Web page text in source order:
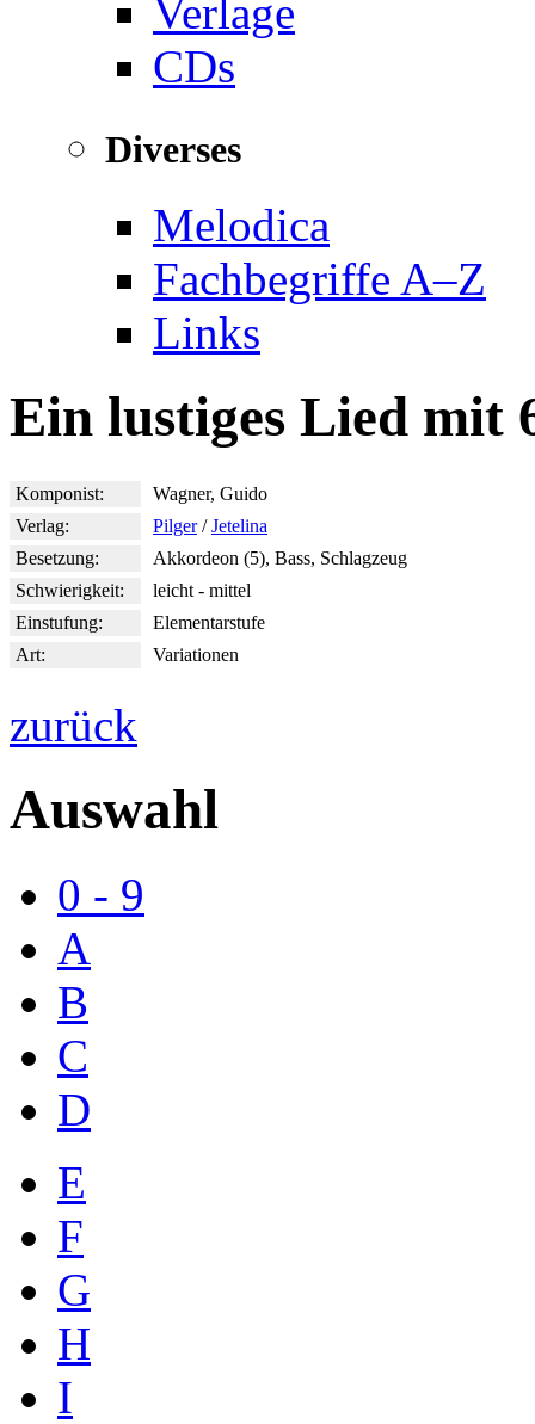
Verlage
CDs
Diverses
Melodica
Fachbegriffe A–Z
Links
Ein lustiges Lied mit
Komponist:
Wagner, Guido
Verlag:
Pilger/Jetelina
Besetzung:
Akkordeon (5), Bass, Schlagzeug
Schwierigkeit:
leicht - mittel
Einstufung:
Elementarstufe
Art:
Variationen
zurück
Auswahl
0 - 9
A
B
C
D
E
F
G
H
I